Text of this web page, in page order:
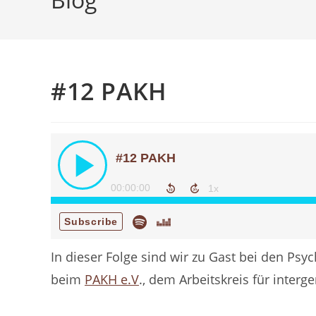
#12 PAKH
In dieser Folge sind wir zu Gast bei den
beim PAKH e.V., dem Arbeitskreis für